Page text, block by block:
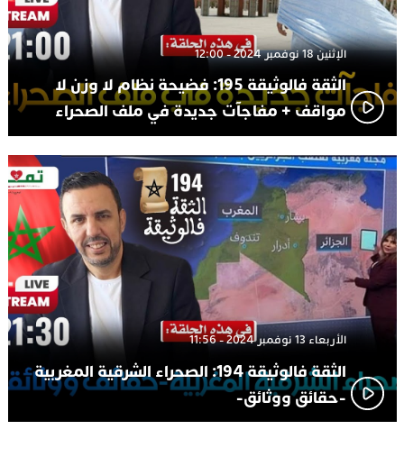
الإثنين 18 نوفمبر 2024 - 12:00
الثقة فالوثيقة 195: فضيحة نظام لا وزن لا
مواقف + مفاجآت جديدة في ملف الصحراء
الأربعاء 13 نوفمبر 2024 - 11:56
الثقة فالوثيقة 194: الصحراء الشرقية المغربية
-حقائق ووثائق-